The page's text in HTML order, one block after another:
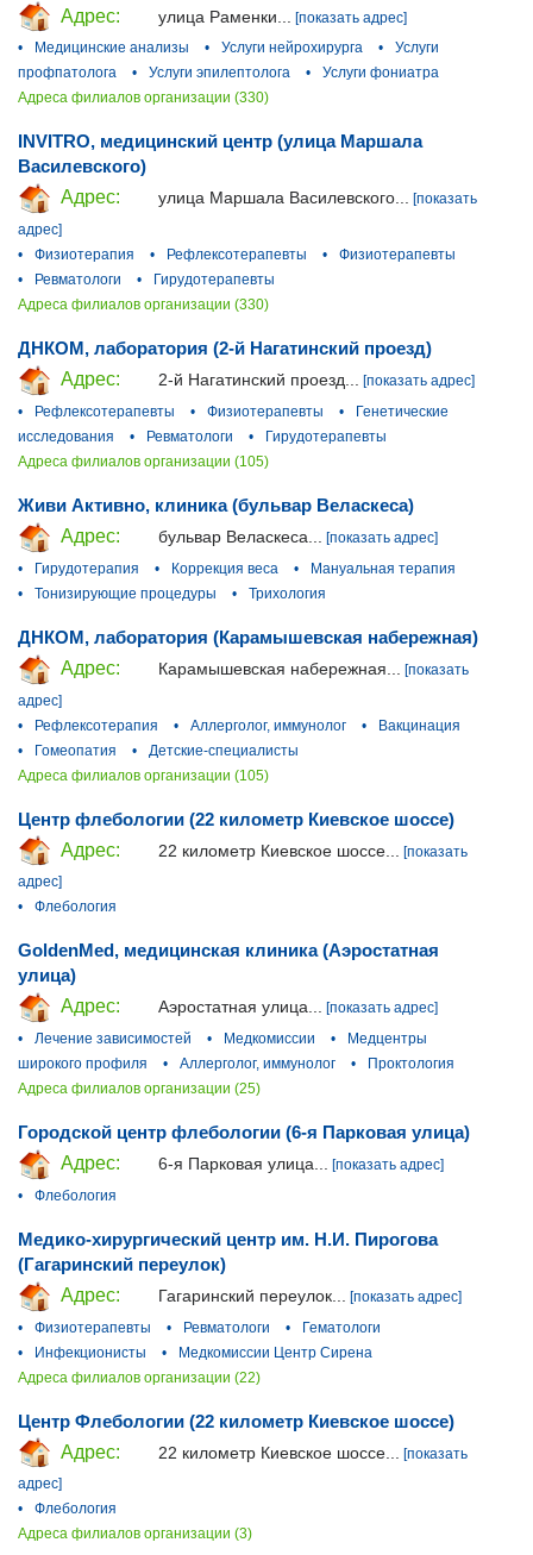
Адрес: улица Раменки...
[показать адрес]
•
Медицинские анализы • Услуги нейрохирурга •
Услуги
профпатолога
• Услуги эпилептолога •
Услуги фониатра
Адреса филиалов организации (330)
INVITRO, медицинский центр (улица Маршала
Василевского)
Адрес:
улица Маршала Василевского... [показать
адрес]
•
Физиотерапия • Рефлексотерапевты •
Физиотерапевты
•
Ревматологи •
Гирудотерапевты
Адреса филиалов организации (330)
ДНКОМ, лаборатория (2-й Нагатинский проезд)
Адрес:
2-й Нагатинский проезд... [показать адрес]
•
Рефлексотерапевты • Физиотерапевты •
Генетические
исследования
• Ревматологи •
Гирудотерапевты
Адреса филиалов организации (105)
Живи Активно, клиника (бульвар Веласкеса)
Адрес:
бульвар Веласкеса...
[показать адрес]
•
Гирудотерапия • Коррекция веса •
Мануальная терапия
•
Тонизирующие процедуры • Трихология
ДНКОМ, лаборатория (Карамышевская набережная)
Адрес:
Карамышевская набережная...
[показать
адрес]
•
Рефлексотерапия • Аллерголог, иммунолог •
Вакцинация
•
Гомеопатия •
Детские-специалисты
Адреса филиалов организации (105)
Центр флебологии (22 километр Киевское шоссе)
Адрес:
22 километр Киевское шоссе...
[показать
адрес]
•
Флебология
GoldenMed, медицинская клиника (Аэростатная
улица)
Адрес:
Аэростатная улица... [показать адрес]
•
Лечение зависимостей • Медкомиссии •
Медцентры
широкого профиля
• Аллерголог, иммунолог •
Проктология
Адреса филиалов организации (25)
Городской центр флебологии (6-я Парковая улица)
Адрес:
6-я Парковая улица...
[показать адрес]
•
Флебология
Медико-хирургический центр им. Н.И. Пирогова
(Гагаринский переулок)
Адрес:
Гагаринский переулок...
[показать адрес]
•
Физиотерапевты • Ревматологи •
Гематологи
•
Инфекционисты •
Медкомиссии Центр Сирена
Адреса филиалов организации (22)
Центр Флебологии (22 километр Киевское шоссе)
Адрес:
22 километр Киевское шоссе...
[показать
адрес]
•
Флебология
Адреса филиалов организации (3)